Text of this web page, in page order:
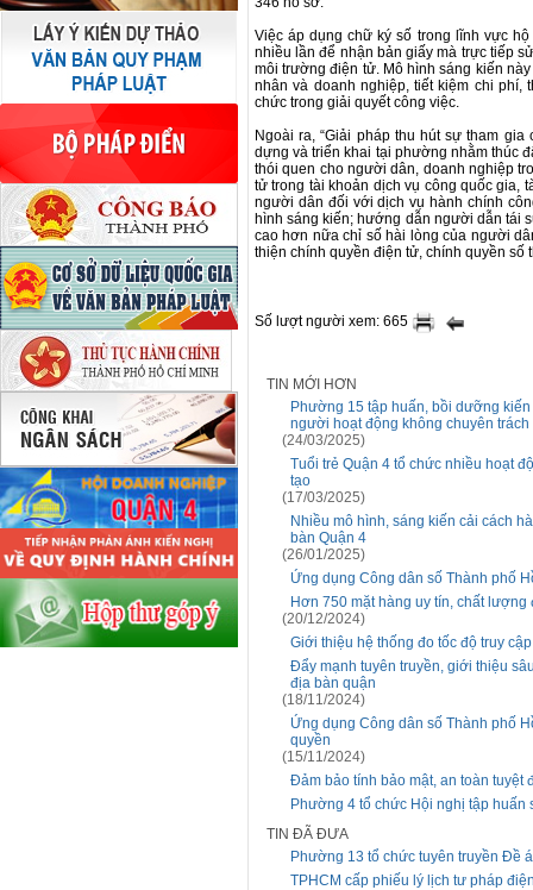
Việc áp dụng chữ ký số trong lĩnh vực
nhiều lần để nhận bản giấy mà trực tiếp
môi trường điện tử. Mô hình sáng kiến
nhân và doanh nghiệp, tiết kiệm chi
chức trong giải quyết công việc.
Ngoài ra, “Giải pháp thu hút sự tham
dựng và triển khai tại phường nhằm thúc
thói quen cho người dân, doanh nghiệp
tử trong tài khoản dịch vụ công quốc gia,
người dân đối với dịch vụ hành chính
hình sáng kiến; hướng dẫn người dẫn tái
cao hơn nữa chỉ số hài lòng của người
thiện chính quyền điện tử, chính quyền số
Số lượt người xem: 665
TIN MỚI HƠN
Phường 15 tập huấn, bồi dưỡng
người hoạt động không chuyên trách
(24/03/2025)
Tuổi trẻ Quận 4 tổ chức nhiều hoạt
tạo
(17/03/2025)
Nhiều mô hình, sáng kiến cải cách
bàn Quận 4
(26/01/2025)
Ứng dụng Công dân số Thành phố
Hơn 750 mặt hàng uy tín, chất
(20/12/2024)
Giới thiệu hệ thống đo tốc độ truy
Đẩy mạnh tuyên truyền, giới thiệu
địa bàn quận
(18/11/2024)
Ứng dụng Công dân số Thành phố
quyền
(15/11/2024)
Đảm bảo tính bảo mật, an toàn tuyệt
Phường 4 tổ chức Hội nghị tập huấn
TIN ĐÃ ĐƯA
Phường 13 tổ chức tuyên truyền Đề
TPHCM cấp phiếu lý lịch tư pháp